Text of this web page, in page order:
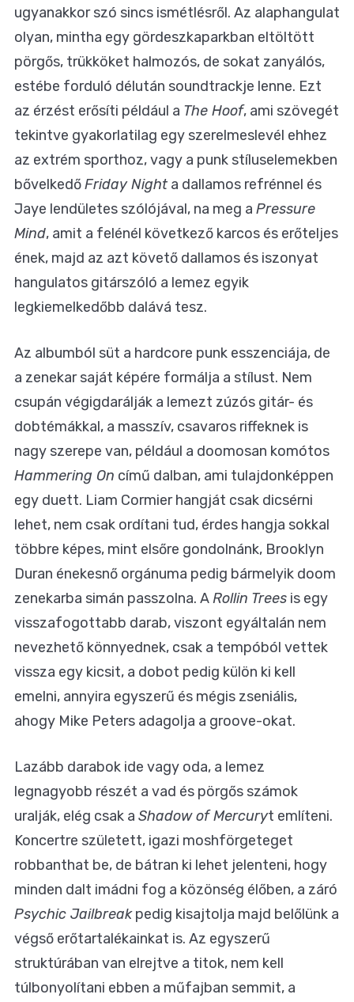
ugyanakkor szó sincs ismétlésről. Az alaphangulat
olyan, mintha egy gördeszkaparkban eltöltött
pörgős, trükköket halmozós, de sokat zanyálós,
estébe forduló délután soundtrackje lenne. Ezt
az érzést erősíti például a The Hoof, ami szövegét
tekintve gyakorlatilag egy szerelmeslevél ehhez
az extrém sporthoz, vagy a punk stíluselemekben
bővelkedőFriday Night a dallamos refrénnel és
Jaye lendületes szólójával, na meg a Pressure
Mind, amit a felénél következő karcos és erőteljes
ének, majd az azt követő dallamos és iszonyat
hangulatos gitárszóló a lemez egyik
legkiemelkedőbb dalává tesz.
Az albumból süt a hardcore punk esszenciája, de
a zenekar saját képére formálja a stílust. Nem
csupán végigdarálják a lemezt zúzós gitár- és
dobtémákkal, a masszív, csavaros riffeknek is
nagy szerepe van, például a doomosan komótos
Hammering On című dalban, ami tulajdonképpen
egy duett. Liam Cormier hangját csak dicsérni
lehet, nem csak ordítani tud, érdes hangja sokkal
többre képes, mint elsőre gondolnánk, Brooklyn
Duran énekesnő orgánuma pedig bármelyik doom
zenekarba simán passzolna. ARollin Trees is egy
visszafogottabb darab, viszont egyáltalán nem
nevezhető könnyednek, csak a tempóból vettek
vissza egy kicsit, a dobot pedig külön ki kell
emelni, annyira egyszerű és mégis zseniális,
ahogy Mike Peters adagolja a groove-okat.
Lazább darabok ide vagy oda, a lemez
legnagyobb részét a vad és pörgős számok
uralják, elég csak a Shadow of Mercuryt említeni.
Koncertre született, igazi moshförgeteget
robbanthat be, de bátran ki lehet jelenteni, hogy
minden dalt imádni fog a közönség élőben, a záró
Psychic Jailbreakpedig kisajtolja majd belőlünk a
végső erőtartalékainkat is. Az egyszerű
struktúrában van elrejtve a titok, nem kell
túlbonyolítani ebben a műfajban semmit, a